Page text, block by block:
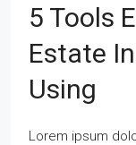
5 Tools
Estate
Using
Lorem ipsum